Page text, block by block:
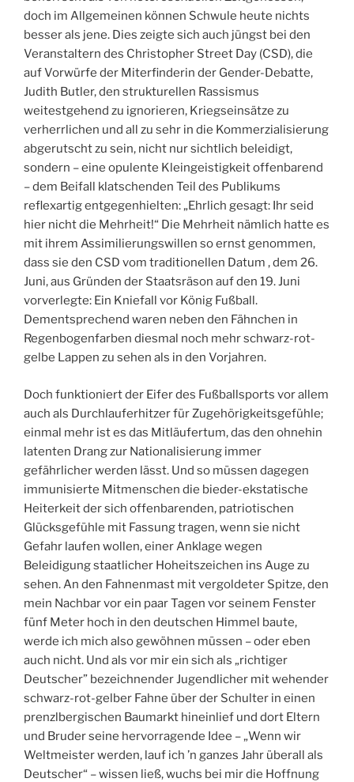
doch im Allgemeinen können Schwule heute nichts
besser als jene. Dies zeigte sich auch jüngst bei den
Veranstaltern des Christopher Street Day (CSD), die
auf Vorwürfe der Miterfinderin der Gender-Debatte,
Judith Butler, den strukturellen Rassismus
weitestgehend zu ignorieren, Kriegseinsätze zu
verherrlichen und all zu sehr in die Kommerzialisierung
abgerutscht zu sein, nicht nur sichtlich beleidigt,
sondern – eine opulente Kleingeistigkeit offenbarend
– dem Beifall klatschenden Teil des Publikums
reflexartig entgegenhielten: „Ehrlich gesagt: Ihr seid
hier nicht die Mehrheit!“ Die Mehrheit nämlich hatte es
mit ihrem Assimilierungswillen so ernst genommen,
dass sie den CSD vom traditionellen Datum , dem 26.
Juni, aus Gründen der Staatsräson auf den 19. Juni
vorverlegte: Ein Kniefall vor König Fußball.
Dementsprechend waren neben den Fähnchen in
Regenbogenfarben diesmal noch mehr schwarz-rot-
gelbe Lappen zu sehen als in den Vorjahren.
Doch funktioniert der Eifer des Fußballsports vor allem
auch als Durchlauferhitzer für Zugehörigkeitsgefühle;
einmal mehr ist es das Mitläufertum, das den ohnehin
latenten Drang zur Nationalisierung immer
gefährlicher werden lässt. Und so müssen dagegen
immunisierte Mitmenschen die bieder-ekstatische
Heiterkeit der sich offenbarenden, patriotischen
Glücksgefühle mit Fassung tragen, wenn sie nicht
Gefahr laufen wollen, einer Anklage wegen
Beleidigung staatlicher Hoheitszeichen ins Auge zu
sehen. An den Fahnenmast mit vergoldeter Spitze, den
mein Nachbar vor ein paar Tagen vor seinem Fenster
fünf Meter hoch in den deutschen Himmel baute,
werde ich mich also gewöhnen müssen – oder eben
auch nicht. Und als vor mir ein sich als „richtiger
Deutscher” bezeichnender Jugendlicher mit wehender
schwarz-rot-gelber Fahne über der Schulter in einen
prenzlbergischen Baumarkt hineinlief und dort Eltern
und Bruder seine hervorragende Idee – „Wenn wir
Weltmeister werden, lauf ich ’n ganzes Jahr überall als
Deutscher“ – wissen ließ, wuchs bei mir die Hoffnung